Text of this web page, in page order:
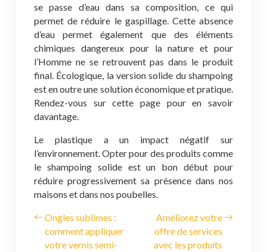
se passe d’eau dans sa composition, ce qui
permet de réduire le gaspillage. Cette absence
d’eau permet également que des éléments
chimiques dangereux pour la nature et pour
l’Homme ne se retrouvent pas dans le produit
final. Écologique, la version solide du shampoing
est en outre une solution économique et pratique.
Rendez-vous sur cette page pour en savoir
davantage.
Le plastique a un impact négatif sur
l’environnement. Opter pour des produits comme
le shampoing solide est un bon début pour
réduire progressivement sa présence dans nos
maisons et dans nos poubelles.
Ongles sublimes :
comment appliquer
votre vernis semi-
Améliorez votre
offre de services
avec les produits